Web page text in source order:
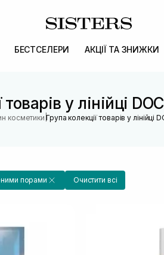
БЕСТСЕЛЕРИ АКЦІЇ ТА ЗНИЖКИ
у лінійці
косметики |Група колекції товарів у лінійці
порами Очистити всі